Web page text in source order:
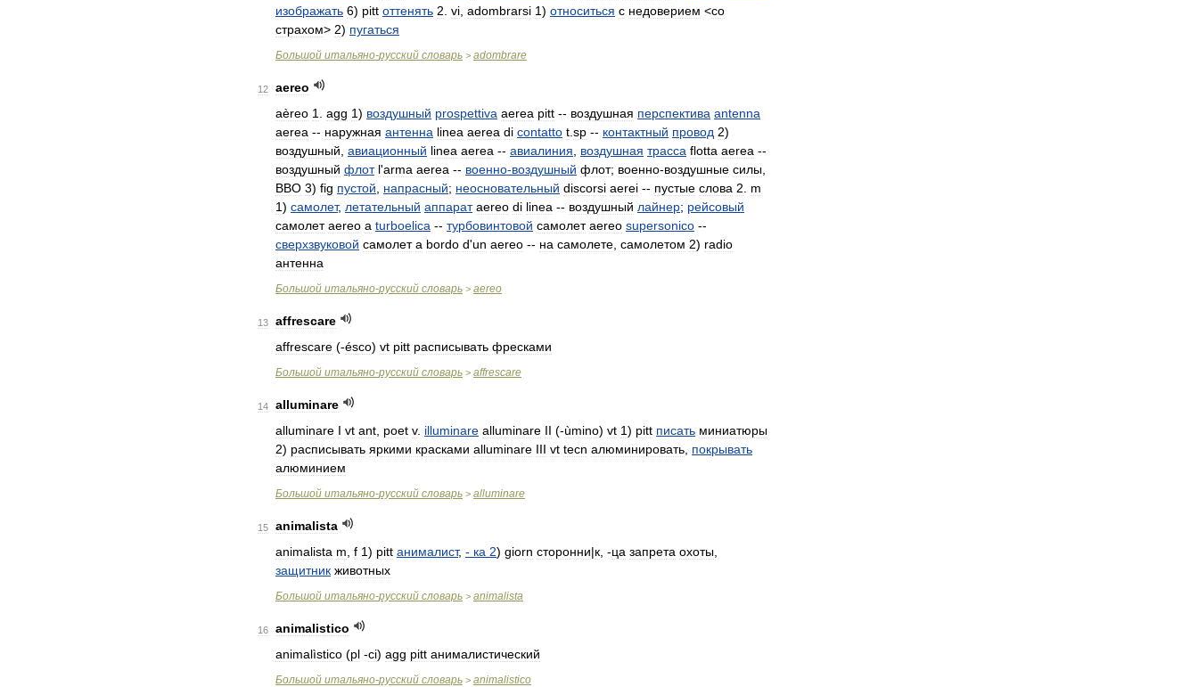
изображать 6) pitt оттенять 2 vi adombrarsi 1) относиться с недоверием <со
страхом> 2) пугаться
Большой итальяно-русский словарь > adombrare
12
aereo
aèreo 1 agg 1) воздушный prospettiva aerea pitt -- воздушная перспектива antenna
aerea -- наружная антенна linea aerea di contatto t sp -- контактный провод 2)
воздушный авиационный linea aerea -- авиалиния воздушная трасса flotta aerea --
воздушный флот l'arma aerea -- военно-воздушный флот; военно-воздушные силы
ВВО 3) fig пустой напрасный; неосновательный discorsi aerei -- пустые слова 2
m
1) самолет, летательный аппарат aereo di linea -- воздушный лайнер; рейсовый
самолет aereo a turboelica -- турбовинтовой самолет aereo supersonico --
сверхзвуковой самолет a bordo d'un aereo -- на самолете самолетом 2) radio
антенна
Большой итальяно-русский словарь > aereo
13
affrescare
affrescare (-ésco) vt pitt расписывать фресками
Большой итальяно-русский словарь > affrescare
14
alluminare
alluminare I vt ant poet v. illuminare alluminare II (-ùmino) vt 1) pitt писать миниатюры
2) расписывать яркими красками alluminare III vt tecn алюминировать покрывать
алюминием
Большой итальяно-русский словарь > alluminare
15
animalista
animalista m f 1) pitt анималист, - ка 2) giorn сторонни|к , -ца запрета охоты
защитник животных
Большой итальяно-русский словарь > animalista
16
animalistico
animalìstico (pl -ci) agg pitt анималистический
Большой итальяно-русский словарь > animalistico